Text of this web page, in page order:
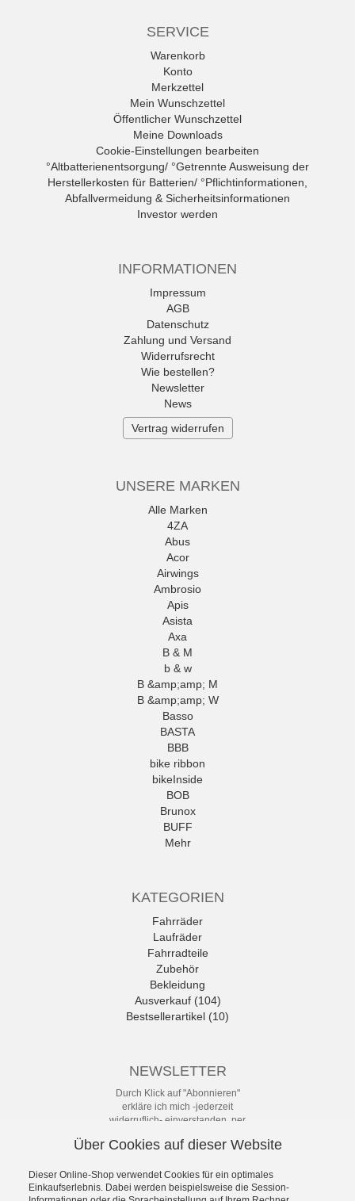
SERVICE
Warenkorb
Konto
Merkzettel
Mein Wunschzettel
Öffentlicher Wunschzettel
Meine Downloads
Cookie-Einstellungen bearbeiten
°Altbatterienentsorgung/ °Getrennte Ausweisung der
Herstellerkosten für Batterien/ °Pflichtinformationen,
Abfallvermeidung & Sicherheitsinformationen
Investor werden
INFORMATIONEN
Impressum
AGB
Datenschutz
Zahlung und Versand
Widerrufsrecht
Wie bestellen?
Newsletter
News
Vertrag widerrufen
UNSERE MARKEN
Alle Marken
4ZA
Abus
Acor
Airwings
Ambrosio
Apis
Asista
Axa
B & M
b & w
B &amp;amp; M
B &amp;amp; W
Basso
BASTA
BBB
bike ribbon
bikeInside
BOB
Brunox
BUFF
Mehr
KATEGORIEN
Fahrräder
Laufräder
Fahrradteile
Zubehör
Bekleidung
Ausverkauf (104)
Bestsellerartikel (10)
NEWSLETTER
Durch Klick auf "Abonnieren"
erkläre ich mich -jederzeit
widerruflich- einverstanden, per
Abständen über Angebote und
Datenschutzerklärung mit weiteren
Details habe ich zur Kenntnis
Über Cookies auf dieser Website
Dieser Online-Shop verwendet Cookies für ein optimales
Einkaufserlebnis. Dabei werden beispielsweise die Session-